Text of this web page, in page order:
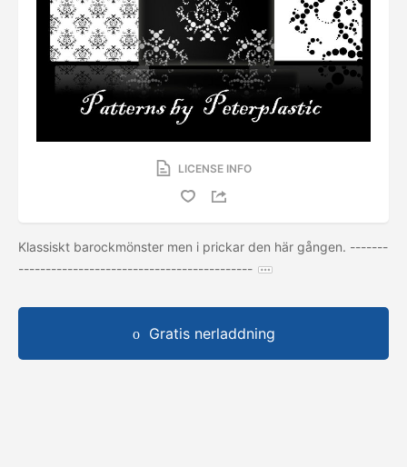
LICENSE INFO
Klassiskt barockmönster men i prickar den här gången. -------
-------------------------------------------
Gratis nerladdning